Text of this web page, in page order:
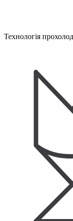
Технологія